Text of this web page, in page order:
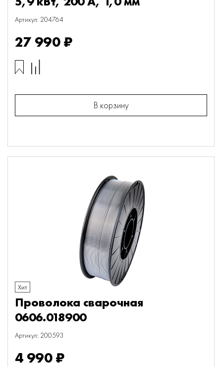
Артикул: 204764
27 990 ₽
В корзину
Хит
Проволока сварочная
0606.018900
Артикул: 200593
4 990 ₽